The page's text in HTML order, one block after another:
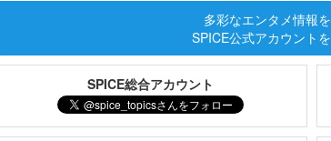
多彩なエンタメ情報
SPICE公式アカウント
SPICE総合アカウント